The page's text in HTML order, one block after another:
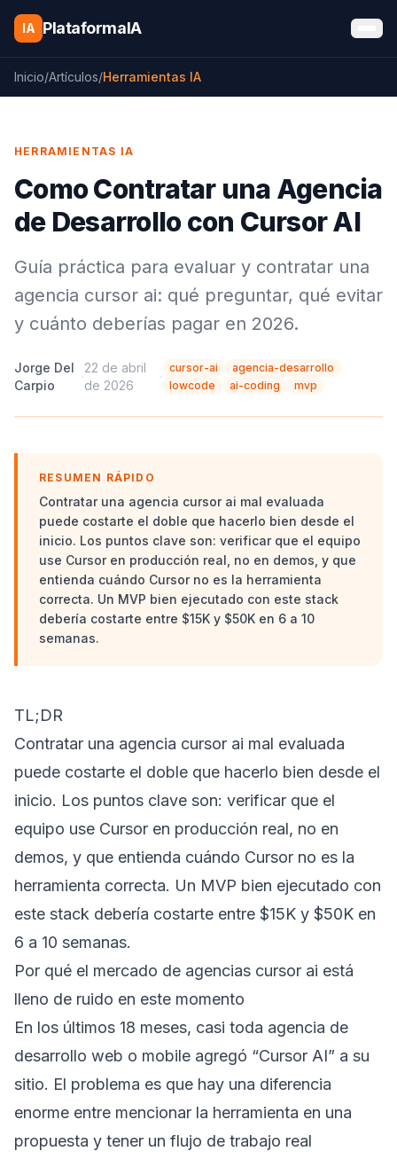
Saltar al contenido
IA PlataformaIA
Inicio/Artículos/Herramientas IA
HERRAMIENTAS IA
Como Contratar una Agencia
de Desarrollo con Cursor AI
Guía práctica para evaluar y contratar una
agencia cursor ai: qué preguntar, qué evitar
y cuánto deberías pagar en 2026.
Jorge Del
Carpio
·
22 de abril
de 2026
·
cursor-ai
agencia-desarrollo
lowcode
ai-coding mvp
RESUMEN RÁPIDO
Contratar una agencia cursor ai mal evaluada
puede costarte el doble que hacerlo bien desde el
inicio. Los puntos clave son: verificar que el equipo
use Cursor en producción real, no en demos, y que
entienda cuándo Cursor no es la herramienta
correcta. Un MVP bien ejecutado con este stack
debería costarte entre $15K y $50K en 6 a 10
semanas.
TL;DR
Contratar una agencia cursor ai mal evaluada
puede costarte el doble que hacerlo bien desde el
inicio. Los puntos clave son: verificar que el
equipo use Cursor en producción real, no en
demos, y que entienda cuándo Cursor no es la
herramienta correcta. Un MVP bien ejecutado con
este stack debería costarte entre $15K y $50K en
6 a 10 semanas.
Por qué el mercado de agencias cursor ai está
lleno de ruido en este momento
En los últimos 18 meses, casi toda agencia de
desarrollo web o mobile agregó “Cursor AI” a su
sitio. El problema es que hay una diferencia
enorme entre mencionar la herramienta en una
propuesta y tener un flujo de trabajo real